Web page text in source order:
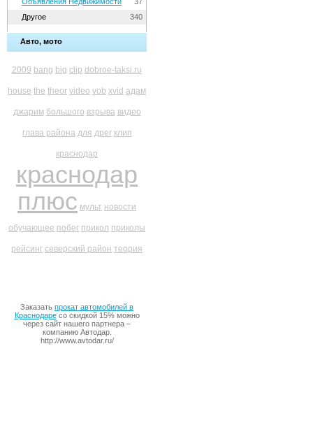
340
Другое
Авто, мото
2009 bang big clip dobroe-taksi.ru
house the theor video vob xvid адам
джарим большого взрыва видео
глава района для дрег клип
краснодар
краснодар
плюс мульт новости
обучающее побег прикол приколы
рейсинг северский район теория
Заказать прокат автомобилей в
Краснодаресо скидкой 15% можно
через сайт нашего партнера –
компанию Автодар.
http://www.avtodar.ru/